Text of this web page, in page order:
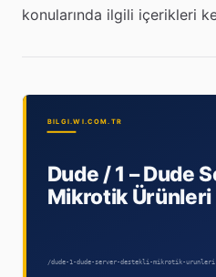
konularında ilgili içerikleri